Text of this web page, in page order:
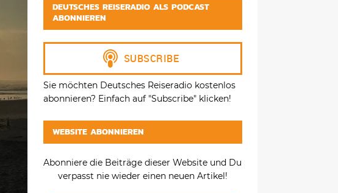
DEUTSCHES REISERADIO ALS PODCAST
ABONNIEREN
Sie möchten Deutsches Reiseradio kostenlos
abonnieren? Einfach auf "Subscribe" klicken!
WEBSITE ABONNIEREN
Abonniere die Beiträge dieser Website und Du
verpasst nie wieder einen neuen Artikel!